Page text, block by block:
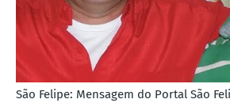
São Felipe: Mensagem do Portal São